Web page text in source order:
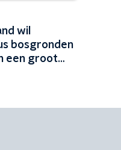
wil
bosgronden
een groot